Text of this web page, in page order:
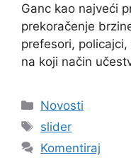
Ganc kao najveći
prekoračenje
prefesori,
na koji način
Kategorije
Novosti
Oznake
slider
Komentiraj